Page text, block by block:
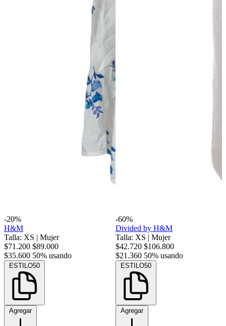
-20%
H&M
Talla: XS | Mujer
$71.200 $89.000
$35.600 50% usando
ESTILO50
Agregar
-60%
Divided by H&M
Talla: XS | Mujer
$42.720 $106.800
$21.360 50% usando
ESTILO50
Agregar